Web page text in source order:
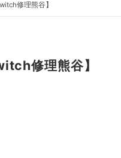
修理熊谷】
修理熊谷】